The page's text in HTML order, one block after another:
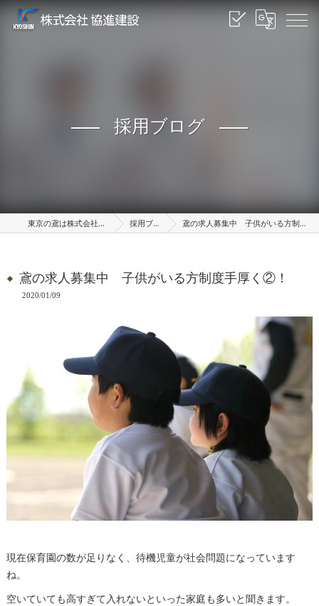
採用ブログ
東京の鳶は株式会社協進建設 採用ブログ 鳶の求人募集中 子供がいる方制度手厚く②！
鳶の求人募集中 子供がいる方制度手厚く②！
2020/01/09
現在保育園の数が足りなく、待機児童が社会問題になっています
ね。
空いていても高すぎて入れないといった家庭も多いと聞きます。